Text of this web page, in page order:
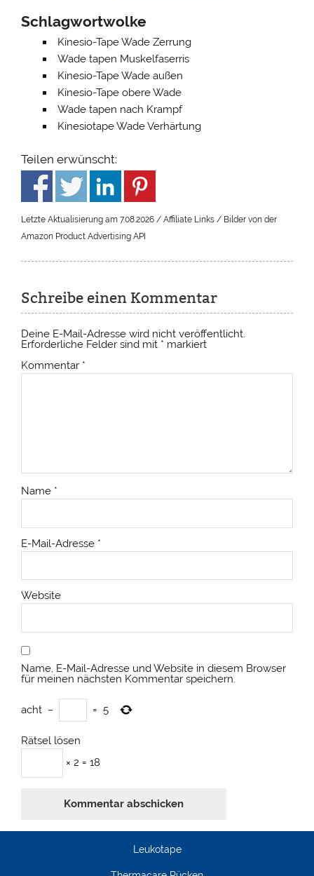
Schlagwortwolke
Kinesio-Tape Wade Zerrung
Wade tapen Muskelfaserris
Kinesio-Tape Wade außen
Kinesio-Tape obere Wade
Wade tapen nach Krampf
Kinesiotape Wade Verhärtung
Teilen erwünscht:
Letzte Aktualisierung am 7.08.2026 / Affiliate Links / Bilder von der
Amazon Product Advertising API
Schreibe einen Kommentar
Deine E-Mail-Adresse wird nicht veröffentlicht.
Erforderliche Felder sind mit * markiert
Kommentar *
Name *
E-Mail-Adresse *
Website
Name, E-Mail-Adresse und Website in diesem Browser
für meinen nächsten Kommentar speichern.
acht − = 5
Rätsel lösen
× 2 = 18
Leukotape